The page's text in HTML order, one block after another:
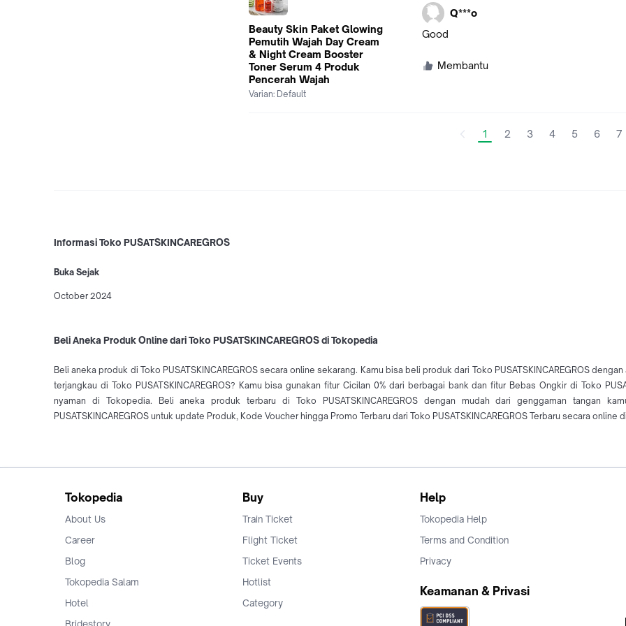
Beauty Skin Paket Glowing
Pemutih Wajah Day Cream
& Night Cream Booster
Toner Serum 4 Produk
Pencerah Wajah
Varian: Default
Q***o
Good
Membantu
1 2 3 4 5 6 7
Informasi Toko PUSATSKINCAREGROS
Buka Sejak
October 2024
Beli Aneka Produk Online dari Toko PUSATSKINCAREGROS di Tokopedia
Beli aneka produk di Toko PUSATSKINCAREGROS secara online sekarang. Kamu bisa beli produk dari Toko PUSATSKINCAREGROS
terjangkau di Toko PUSATSKINCAREGROS? Kamu bisa gunakan fitur Cicilan 0% dari berbagai bank dan fitur Bebas Ongkir di Toko
nyaman di Tokopedia. Beli aneka produk terbaru di Toko PUSATSKINCAREGROS dengan mudah dari genggaman tangan
PUSATSKINCAREGROS untuk update Produk, Kode Voucher hingga Promo Terbaru dari Toko PUSATSKINCAREGROS Terbaru secara online
Tokopedia
About Us
Career
Blog
Tokopedia Salam
Hotel
Buy
Train Ticket
Flight Ticket
Ticket Events
Hotlist
Category
Help
Tokopedia Help
Terms and Condition
Privacy
Keamanan & Privasi